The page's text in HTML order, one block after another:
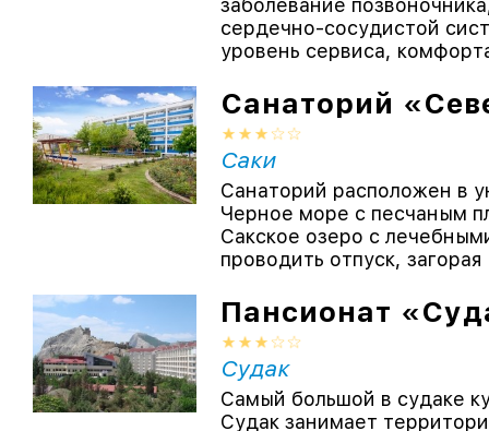
заболевание
сердечно-сосудистой
уровень сервиса,
Санаторий
Саки
Санаторий расположен в
Черное море с песчаным
Сакское озеро с
проводить отпуск,
Пансионат
Судак
Самый большой в судаке
Судак занимает